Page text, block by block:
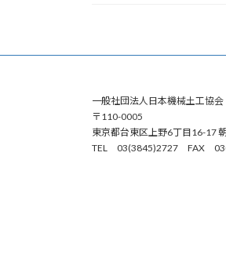
一般社団法人日本機械土工協会
〒110-0005
東京都台東区上野6丁目16-17
TEL 03(3845)2727 FAX